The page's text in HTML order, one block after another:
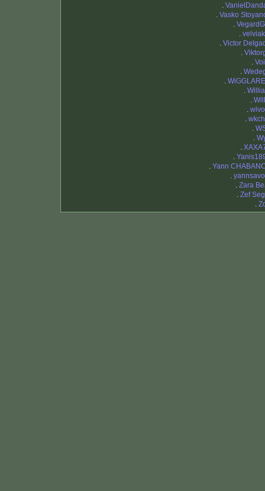
.
. Vasko
.
.
. Victor
.
.
.
.
.
.
.
.
.
.
.
.
. Yann
.
. Zara
. Zef
.